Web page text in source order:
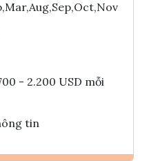
- 2.200 USD mỗi
tin